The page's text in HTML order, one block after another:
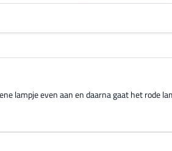
lampje even aan en daarna gaat het rode